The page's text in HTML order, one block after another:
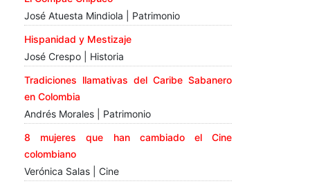
José Atuesta Mindiola | Patrimonio
Hispanidad y Mestizaje
José Crespo | Historia
Tradiciones llamativas del Caribe Sabanero
en Colombia
Andrés Morales | Patrimonio
8 mujeres que han cambiado el Cine
colombiano
Verónica Salas | Cine